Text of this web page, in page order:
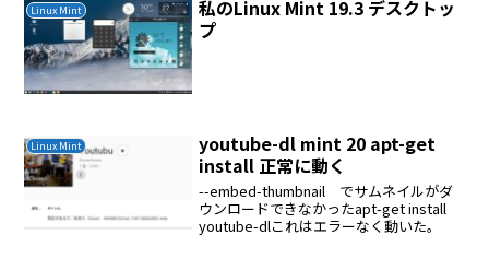
Linux Mint
私のLinux Mint 19.3 デスクトッ
プ
Linux Mint
youtube-dl mint 20 apt-get
install 正常に動く
--embed-thumbnail でサムネイルがダ
ウンロードできなかったapt-get install
youtube-dlこれはエラーなく動いた。